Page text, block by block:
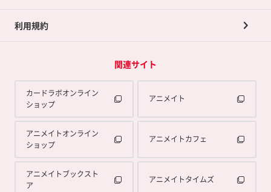
利用規約
関連サイト
カードラボオンライン
ショップ
アニメイト
アニメイトオンライン
ショップ
アニメイトカフェ
アニメイトブックスト
ア
アニメイトタイムズ